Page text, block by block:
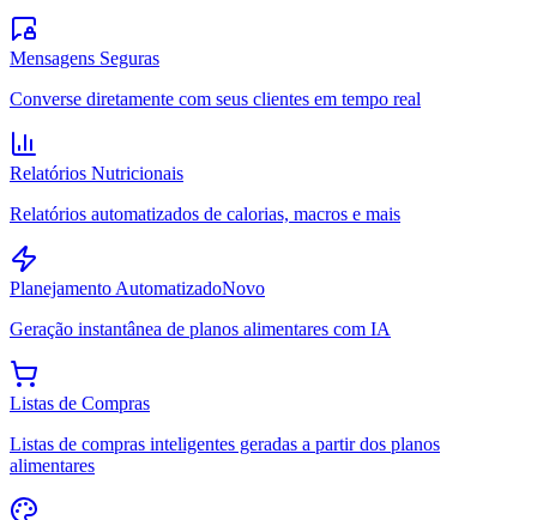
Mensagens Seguras
Converse diretamente com seus clientes em tempo real
Relatórios Nutricionais
Relatórios automatizados de calorias, macros e mais
Planejamento AutomatizadoNovo
Geração instantânea de planos alimentares com IA
Listas de Compras
Listas de compras inteligentes geradas a partir dos planos
alimentares